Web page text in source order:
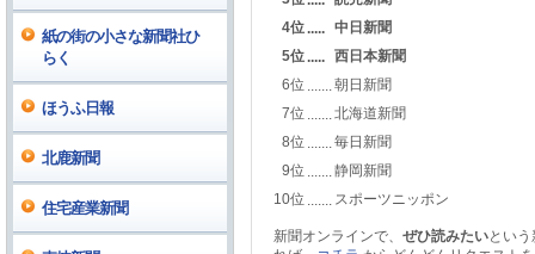
紙の街の小さな新聞社ひ
らく
ほうふ日報
北鹿新聞
住宅産業新聞
4位..... 中日新聞
5位..... 西日本新聞
6位 .......朝日新聞
7位 .......北海道新聞
8位 .......毎日新聞
9位 .......静岡新聞
10位 ....... スポーツニッポン
新聞オンラインで、 ぜひ読みたいとい